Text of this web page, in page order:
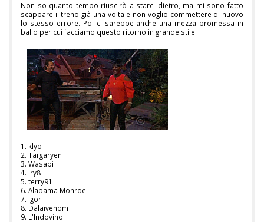
Non so quanto tempo riuscirò a starci dietro, ma mi sono fatto
scappare il treno già una volta e non voglio commettere di nuovo
lo stesso errore. Poi ci sarebbe anche una mezza promessa in
ballo per cui facciamo questo ritorno in grande stile!
1. klyo
2. Targaryen
3. Wasabi
4. Iry8
5. terry91
6. Alabama Monroe
7. Igor
8. Dalaivenom
9. L'Indovino